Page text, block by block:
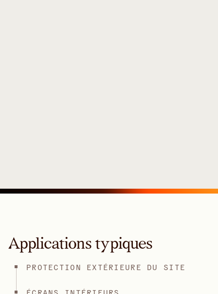
Applications typiques
PROTECTION EXTÉRIEURE DU SITE
ÉCRANS INTÉRIEURS